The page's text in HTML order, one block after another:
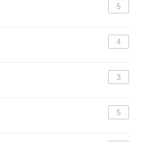
5
4
3
5